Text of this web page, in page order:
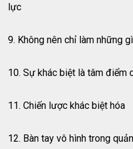
lực
9. Không nên chỉ làm những
10. Sự khác biệt là tâm điểm
11. Chiến lược khác biệt hóa
12. Bàn tay vô hình trong